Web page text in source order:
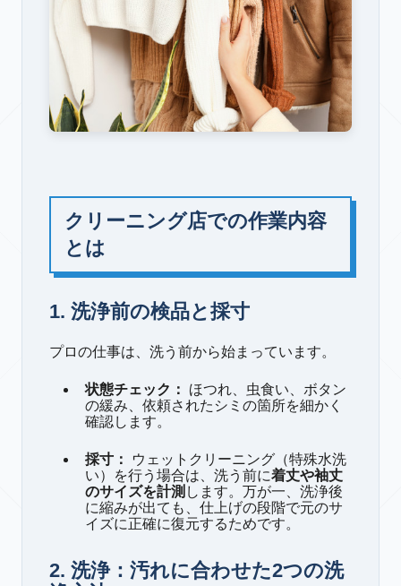
クリーニング店での作業内容
とは
1. 洗浄前の検品と採寸
プロの仕事は、洗う前から始まっています。
状態チェック：
ほつれ、虫食い、ボタン
の緩み、依頼されたシミの箇所を細かく
確認します。
採寸：
ウェットクリーニング（特殊水洗
い）を行う場合は、洗う前に着丈や袖丈
のサイズを計測 します。万が一、洗浄後
に縮みが出ても、仕上げの段階で元のサ
イズに正確に復元するためです。
2. 洗浄：汚れに合わせた2つの洗